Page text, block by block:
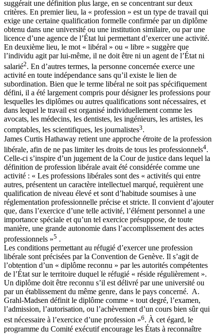
suggérait une définition plus large, en se concentrant sur deux
critères. En premier lieu, la « profession » est un type de travail qui
exige une certaine qualification formelle confirmée par un diplôme
obtenu dans une université ou une institution similaire, ou par une
licence d’une agence de l’État lui permettant d’exercer une activité.
En deuxième lieu, le mot « libéral » ou « libre » suggère que
l’individu agit par lui-même, il ne doit être ni un agent de l’État ni
salarié2. En d’autres termes, la personne concernée exerce une
activité en toute indépendance sans qu’il existe le lien de
subordination. Bien que le terme libéral ne soit pas spécifiquement
défini, il a été largement compris pour désigner les professions pour
lesquelles les diplômes ou autres qualifications sont nécessaires, et
dans lequel le travail est organisé individuellement comme les
avocats, les médecins, les dentistes, les ingénieurs, les artistes, les
comptables, les scientifiques, les journalistes3.
James Curtis Hathaway retient une approche étroite de la profession
libérale, afin de ne pas limiter les droits de tous les professionnels4.
Celle-ci s’inspire d’un jugement de la Cour de justice dans lequel la
définition de profession libérale avait été considérée comme une
activité : « Les professions libérales sont des « activités qui entre
autres, présentent un caractère intellectuel marqué, requièrent une
qualification de niveau élevé et sont d’habitude soumises à une
réglementation professionnelle précise et stricte. Il convient d’ajouter
que, dans l’exercice d’une telle activité, l’élément personnel a une
importance spéciale et qu’un tel exercice présuppose, de toute
manière, une grande autonomie dans l’accomplissement des actes
professionnels »5 .
Les conditions permettant au réfugié d’exercer une profession
libérale sont précisées par la Convention de Genève. Il s’agit de
l’obtention d’un « diplôme reconnu » par les autorités compétentes
de l’État sur le territoire duquel le réfugié « réside régulièrement ».
Un diplôme doit être reconnu s’il est délivré par une université ou
par un établissement du même genre, dans le pays concerné. A.
Grahl-Madsen définit le diplôme comme « tout degré, l’examen,
l’admission, l’autorisation, ou l’achèvement d’un cours bien sûr qui
est nécessaire à l’exercice d’une profession »6. À cet égard, le
programme du Comité exécutif encourage les États à reconnaître